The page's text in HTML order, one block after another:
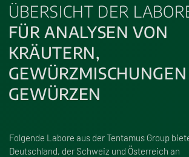
ÜBERSICHT DER
FÜR ANALYSEN VON
KRÄUTERN,
GEWÜRZEN
Folgende Labore aus der Tentamus Group
Deutschland, der Schweiz und Österreich an